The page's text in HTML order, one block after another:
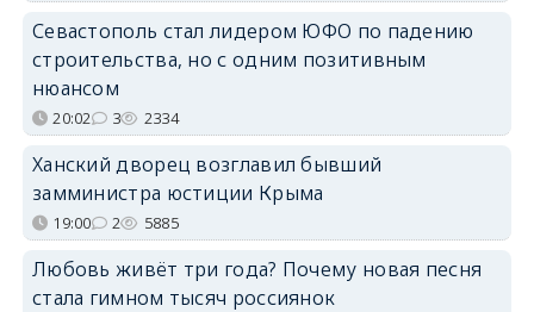
Севастополь стал лидером ЮФО по падению
строительства, но с одним позитивным
нюансом
20:02 3 2334
Ханский дворец возглавил бывший
замминистра юстиции Крыма
19:00 2 5885
Любовь живёт три года? Почему новая песня
стала гимном тысяч россиянок